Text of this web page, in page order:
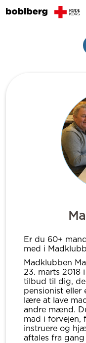
Er du 60+
med i
Madklubben
23. marts 2018
tilbud til dig,
pensionist eller
lære at lave
andre mænd.
mad i forvejen,
instruere og
aftales fra